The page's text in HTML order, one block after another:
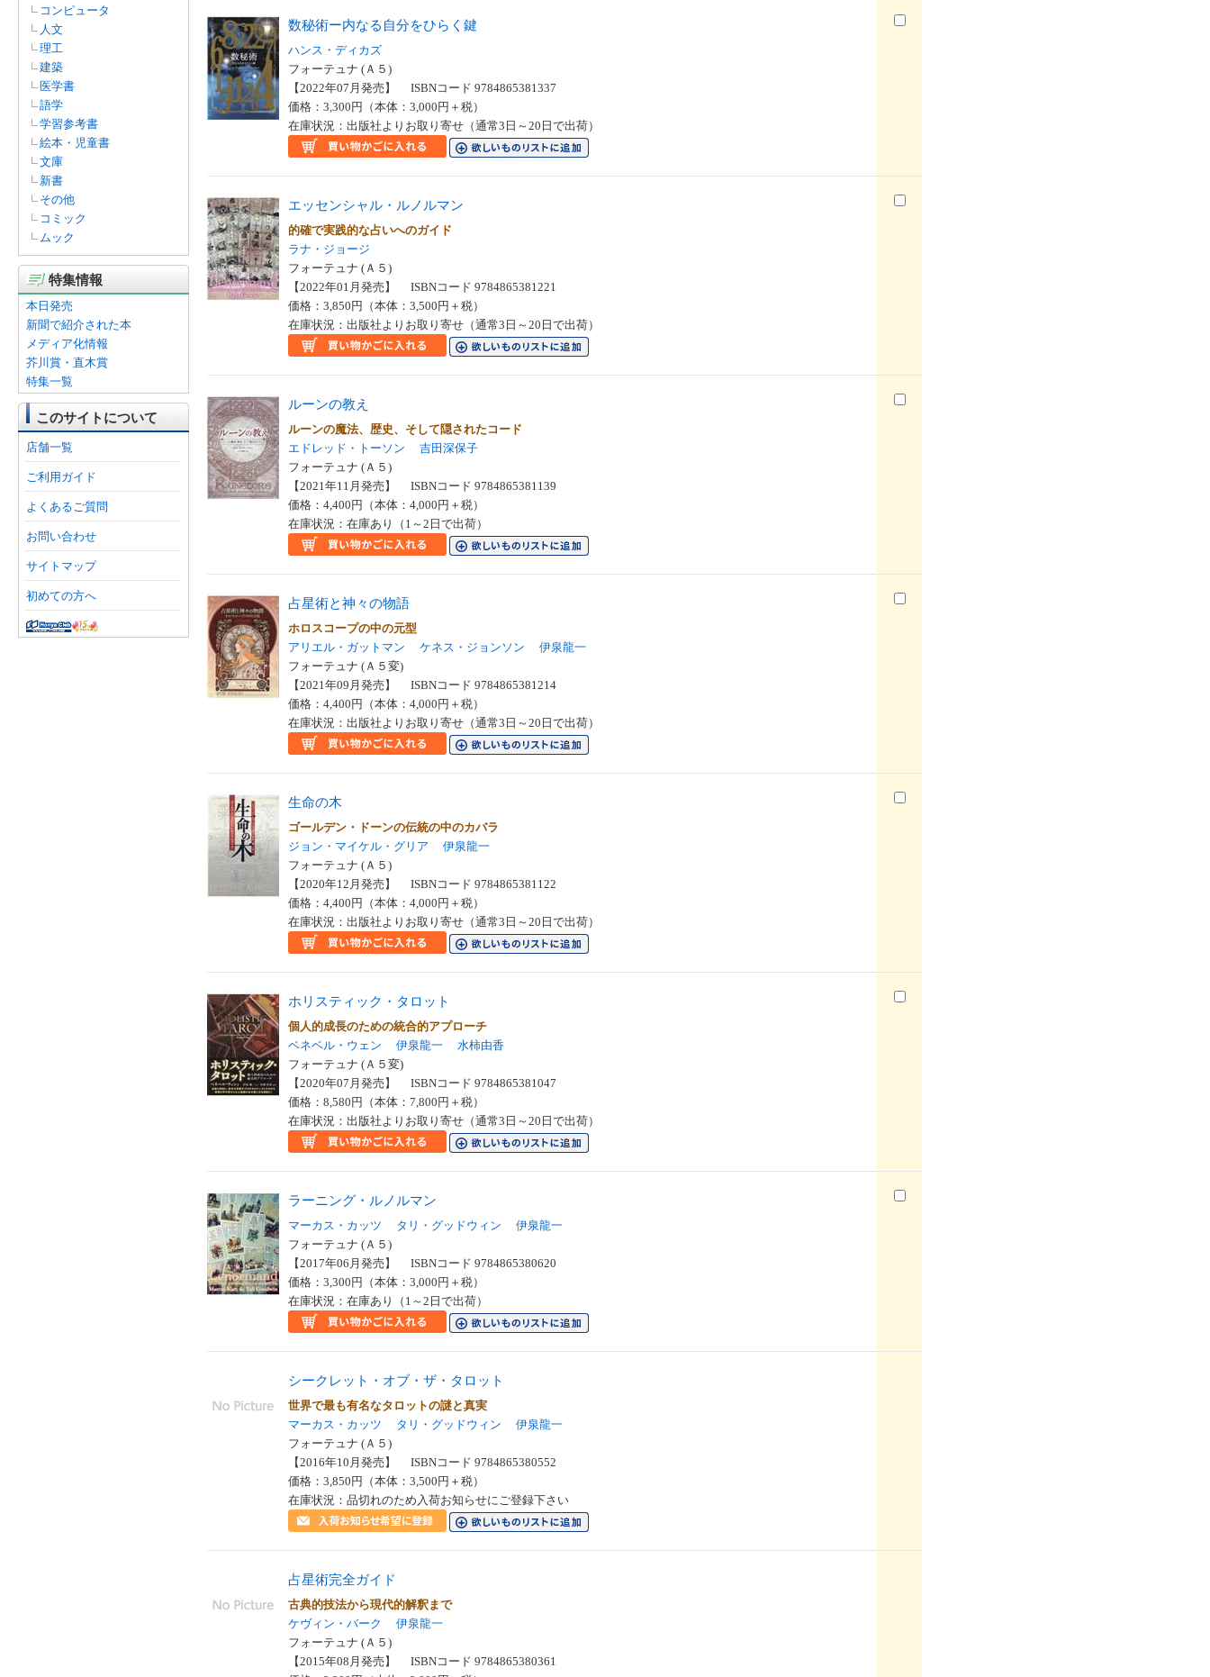
コンピュータ
人文
理工
建築
医学書
語学
学習参考書
絵本・児童書
文庫
新書
その他
コミック
ムック
特集情報
本日発売
新聞で紹介された本
メディア化情報
芥川賞・直木賞
特集一覧
このサイトについて
店舗一覧
ご利用ガイド
よくあるご質問
お問い合わせ
サイトマップ
初めての方へ
数秘術ー内なる自分をひらく鍵
ハンス・ディカズ
フォーテュナ (Ａ５)
【2022年07月発売】 ISBNコード 9784865381337
価格：3,300円（本体：3,000円＋税）
在庫状況：出版社よりお取り寄せ（通常3日～20日で出荷）
エッセンシャル・ルノルマン
的確で実践的な占いへのガイド
ラナ・ジョージ
フォーテュナ (Ａ５)
【2022年01月発売】 ISBNコード 9784865381221
価格：3,850円（本体：3,500円＋税）
在庫状況：出版社よりお取り寄せ（通常3日～20日で出荷）
ルーンの教え
ルーンの魔法、歴史、そして隠されたコード
エドレッド・トーソン
吉田深保子
フォーテュナ (Ａ５)
【2021年11月発売】 ISBNコード 9784865381139
価格：4,400円（本体：4,000円＋税）
在庫状況：在庫あり（1～2日で出荷）
占星術と神々の物語
ホロスコープの中の元型
アリエル・ガットマン
ケネス・ジョンソン
伊泉龍一
フォーテュナ (Ａ５変)
【2021年09月発売】 ISBNコード 9784865381214
価格：4,400円（本体：4,000円＋税）
在庫状況：出版社よりお取り寄せ（通常3日～20日で出荷）
生命の木
ゴールデン・ドーンの伝統の中のカバラ
ジョン・マイケル・グリア
伊泉龍一
フォーテュナ (Ａ５)
【2020年12月発売】 ISBNコード 9784865381122
価格：4,400円（本体：4,000円＋税）
在庫状況：出版社よりお取り寄せ（通常3日～20日で出荷）
ホリスティック・タロット
個人的成長のための統合的アプローチ
ベネベル・ウェン
伊泉龍一
水柿由香
フォーテュナ (Ａ５変)
【2020年07月発売】 ISBNコード 9784865381047
価格：8,580円（本体：7,800円＋税）
在庫状況：出版社よりお取り寄せ（通常3日～20日で出荷）
ラーニング・ルノルマン
マーカス・カッツ タリ・グッドウィン
伊泉龍一
フォーテュナ (Ａ５)
【2017年06月発売】 ISBNコード 9784865380620
価格：3,300円（本体：3,000円＋税）
在庫状況：在庫あり（1～2日で出荷）
シークレット・オブ・ザ・タロット
世界で最も有名なタロットの謎と真実
マーカス・カッツ
タリ・グッドウィン
伊泉龍一
フォーテュナ (Ａ５)
【2016年10月発売】 ISBNコード 9784865380552
価格：3,850円（本体：3,500円＋税）
在庫状況：品切れのため入荷お知らせにご登録下さい
占星術完全ガイド
古典的技法から現代的解釈まで
ケヴィン・バーク
伊泉龍一
フォーテュナ (Ａ５)
【2015年08月発売】 ISBNコード 9784865380361